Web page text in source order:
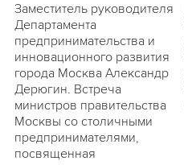
Заместитель руководителя
Департамента
предпринимательства и
инновационного развития
города Москва Александр
Дерюгин. Встреча
министров правительства
Москвы со столичными
предпринимателями,
посвященная